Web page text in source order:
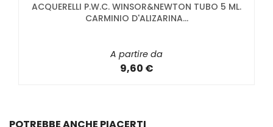
ACQUERELLI P.W.C. WINSOR&NEWTON TUBO 5 ML.
CARMINIO D'ALIZARINA...
A partire da
9,60 €